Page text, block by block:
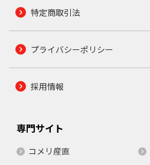
特定商取引法
プライバシーポリシー
採用情報
専門サイト
コメリ産直